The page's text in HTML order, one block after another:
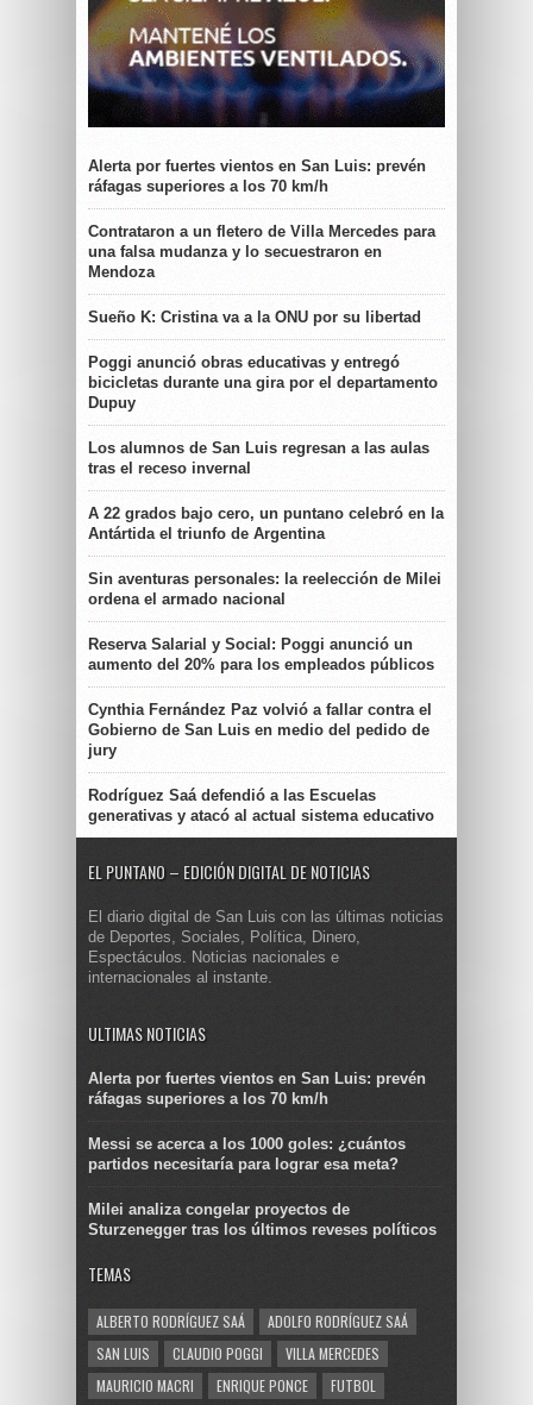
Alerta por fuertes vientos en San Luis: prevén
ráfagas superiores a los 70 km/h
Contrataron a un fletero de Villa Mercedes para
una falsa mudanza y lo secuestraron en
Mendoza
Sueño K: Cristina va a la ONU por su libertad
Poggi anunció obras educativas y entregó
bicicletas durante una gira por el departamento
Dupuy
Los alumnos de San Luis regresan a las aulas
tras el receso invernal
A 22 grados bajo cero, un puntano celebró en la
Antártida el triunfo de Argentina
Sin aventuras personales: la reelección de Milei
ordena el armado nacional
Reserva Salarial y Social: Poggi anunció un
aumento del 20% para los empleados públicos
Cynthia Fernández Paz volvió a fallar contra el
Gobierno de San Luis en medio del pedido de
jury
Rodríguez Saá defendió a las Escuelas
generativas y atacó al actual sistema educativo
EL PUNTANO – EDICIÓN DIGITAL DE NOTICIAS
El diario digital de San Luis con las últimas noticias
de Deportes, Sociales, Política, Dinero,
Espectáculos. Noticias nacionales e
internacionales al instante.
ULTIMAS NOTICIAS
Alerta por fuertes vientos en San Luis: prevén
ráfagas superiores a los 70 km/h
Messi se acerca a los 1000 goles: ¿cuántos
partidos necesitaría para lograr esa meta?
Milei analiza congelar proyectos de
Sturzenegger tras los últimos reveses políticos
TEMAS
ALBERTO RODRÍGUEZ SAÁ
ADOLFO RODRÍGUEZ SAÁ
SAN LUIS
CLAUDIO POGGI
VILLA MERCEDES
MAURICIO MACRI
ENRIQUE PONCE FUTBOL